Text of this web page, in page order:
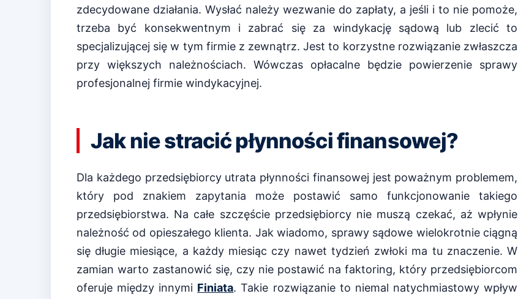
zdecydowane działania. Wysłać należy wezwanie do zapłaty, a jeśli i to nie pomoże,
trzeba być konsekwentnym i zabrać się za windykację sądową lub zlecić to
specjalizującej się w tym firmie z zewnątrz. Jest to korzystne rozwiązanie zwłaszcza
przy większych należnościach. Wówczas opłacalne będzie powierzenie sprawy
profesjonalnej firmie windykacyjnej.
Jak nie stracić płynności finansowej?
Dla każdego przedsiębiorcy utrata płynności finansowej jest poważnym problemem,
który pod znakiem zapytania może postawić samo funkcjonowanie takiego
przedsiębiorstwa. Na całe szczęście przedsiębiorcy nie muszą czekać, aż wpłynie
należność od opieszałego klienta. Jak wiadomo, sprawy sądowe wielokrotnie ciągną
się długie miesiące, a każdy miesiąc czy nawet tydzień zwłoki ma tu znaczenie. W
zamian warto zastanowić się, czy nie postawić na faktoring, który przedsiębiorcom
oferuje między innymi Finiata. Takie rozwiązanie to niemal natychmiastowy wpływ